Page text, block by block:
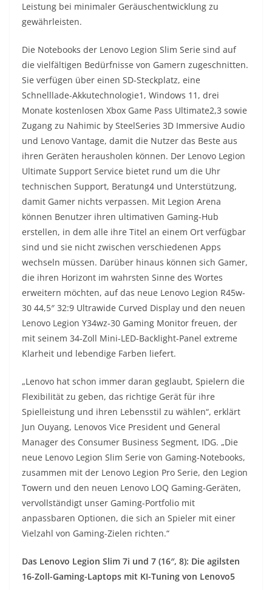
Leistung bei minimaler Geräuschentwicklung zu
gewährleisten.
Die Notebooks der Lenovo Legion Slim Serie sind auf
die vielfältigen Bedürfnisse von Gamern zugeschnitten.
Sie verfügen über einen SD-Steckplatz, eine
Schnelllade-Akkutechnologie1, Windows 11, drei
Monate kostenlosen Xbox Game Pass Ultimate2,3 sowie
Zugang zu Nahimic by SteelSeries 3D Immersive Audio
und Lenovo Vantage, damit die Nutzer das Beste aus
ihren Geräten herausholen können. Der Lenovo Legion
Ultimate Support Service bietet rund um die Uhr
technischen Support, Beratung4 und Unterstützung,
damit Gamer nichts verpassen. Mit Legion Arena
können Benutzer ihren ultimativen Gaming-Hub
erstellen, in dem alle ihre Titel an einem Ort verfügbar
sind und sie nicht zwischen verschiedenen Apps
wechseln müssen. Darüber hinaus können sich Gamer,
die ihren Horizont im wahrsten Sinne des Wortes
erweitern möchten, auf das neue Lenovo Legion R45w-
30 44,5″ 32:9 Ultrawide Curved Display und den neuen
Lenovo Legion Y34wz-30 Gaming Monitor freuen, der
mit seinem 34-Zoll Mini-LED-Backlight-Panel extreme
Klarheit und lebendige Farben liefert.
„Lenovo hat schon immer daran geglaubt, Spielern die
Flexibilität zu geben, das richtige Gerät für ihre
Spielleistung und ihren Lebensstil zu wählen“, erklärt
Jun Ouyang, Lenovos Vice President und General
Manager des Consumer Business Segment, IDG. „Die
neue Lenovo Legion Slim Serie von Gaming-Notebooks,
zusammen mit der Lenovo Legion Pro Serie, den Legion
Towern und den neuen Lenovo LOQ Gaming-Geräten,
vervollständigt unser Gaming-Portfolio mit
anpassbaren Optionen, die sich an Spieler mit einer
Vielzahl von Gaming-Zielen richten.“
Das Lenovo Legion Slim 7i und 7 (16″, 8): Die agilsten
16-Zoll-Gaming-Laptops mit KI-Tuning von Lenovo5